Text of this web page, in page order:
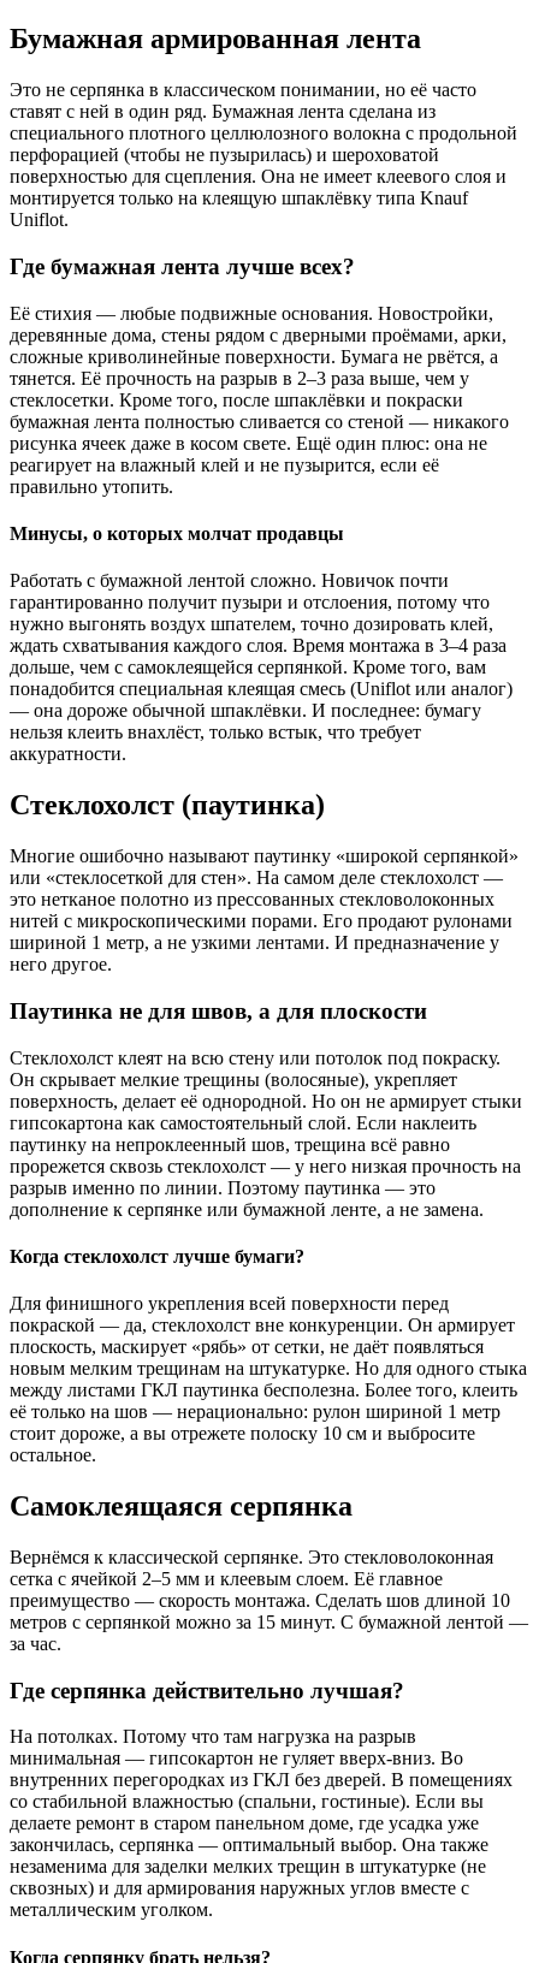
Бумажная армированная лента
Это не серпянка в классическом понимании, но её часто
ставят с ней в один ряд. Бумажная лента сделана из
специального плотного целлюлозного волокна с продольной
перфорацией (чтобы не пузырилась) и шероховатой
поверхностью для сцепления. Она не имеет клеевого слоя и
монтируется только на клеящую шпаклёвку типа Knauf
Uniflot.
Где бумажная лента лучше всех?
Её стихия — любые подвижные основания. Новостройки,
деревянные дома, стены рядом с дверными проёмами, арки,
сложные криволинейные поверхности. Бумага не рвётся, а
тянется. Её прочность на разрыв в 2–3 раза выше, чем у
стеклосетки. Кроме того, после шпаклёвки и покраски
бумажная лента полностью сливается со стеной — никакого
рисунка ячеек даже в косом свете. Ещё один плюс: она не
реагирует на влажный клей и не пузырится, если её
правильно утопить.
Минусы, о которых молчат продавцы
Работать с бумажной лентой сложно. Новичок почти
гарантированно получит пузыри и отслоения, потому что
нужно выгонять воздух шпателем, точно дозировать клей,
ждать схватывания каждого слоя. Время монтажа в 3–4 раза
дольше, чем с самоклеящейся серпянкой. Кроме того, вам
понадобится специальная клеящая смесь (Uniflot или аналог)
— она дороже обычной шпаклёвки. И последнее: бумагу
нельзя клеить внахлёст, только встык, что требует
аккуратности.
Стеклохолст (паутинка)
Многие ошибочно называют паутинку «широкой серпянкой»
или «стеклосеткой для стен». На самом деле стеклохолст —
это нетканое полотно из прессованных стекловолоконных
нитей с микроскопическими порами. Его продают рулонами
шириной 1 метр, а не узкими лентами. И предназначение у
него другое.
Паутинка не для швов, а для плоскости
Стеклохолст клеят на всю стену или потолок под покраску.
Он скрывает мелкие трещины (волосяные), укрепляет
поверхность, делает её однородной. Но он не армирует стыки
гипсокартона как самостоятельный слой. Если наклеить
паутинку на непроклеенный шов, трещина всё равно
прорежется сквозь стеклохолст — у него низкая прочность на
разрыв именно по линии. Поэтому паутинка — это
дополнение к серпянке или бумажной ленте, а не замена.
Когда стеклохолст лучше бумаги?
Для финишного укрепления всей поверхности перед
покраской — да, стеклохолст вне конкуренции. Он армирует
плоскость, маскирует «рябь» от сетки, не даёт появляться
новым мелким трещинам на штукатурке. Но для одного стыка
между листами ГКЛ паутинка бесполезна. Более того, клеить
её только на шов — нерационально: рулон шириной 1 метр
стоит дороже, а вы отрежете полоску 10 см и выбросите
остальное.
Самоклеящаяся серпянка
Вернёмся к классической серпянке. Это стекловолоконная
сетка с ячейкой 2–5 мм и клеевым слоем. Её главное
преимущество — скорость монтажа. Сделать шов длиной 10
метров с серпянкой можно за 15 минут. С бумажной лентой —
за час.
Где серпянка действительно лучшая?
На потолках. Потому что там нагрузка на разрыв
минимальная — гипсокартон не гуляет вверх-вниз. Во
внутренних перегородках из ГКЛ без дверей. В помещениях
со стабильной влажностью (спальни, гостиные). Если вы
делаете ремонт в старом панельном доме, где усадка уже
закончилась, серпянка — оптимальный выбор. Она также
незаменима для заделки мелких трещин в штукатурке (не
сквозных) и для армирования наружных углов вместе с
металлическим уголком.
Когда серпянку брать нельзя?